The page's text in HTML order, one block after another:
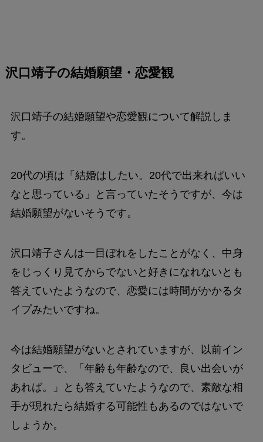
沢口靖子の結婚願望・恋愛観
沢口靖子の結婚願望や恋愛観について解説しま
す。
20代の頃は「結婚はしたい。20代で出来ればいい
なと思っている」と言っていたそうですが、今は
結婚願望がないそうです。
沢口靖子さんは一目ぼれをしたことがなく、中身
をじっくり見てからでないと好きになれないとも
答えていたようなので、恋愛には時間がかかるタ
イプみたいですね。
今は結婚願望がないとされていますが、以前イン
タビューで、「年齢も年齢なので、良い出会いが
あれば。」とも答えていたようなので、素敵な相
手が現れたら結婚する可能性もあるのではないで
しょうか。